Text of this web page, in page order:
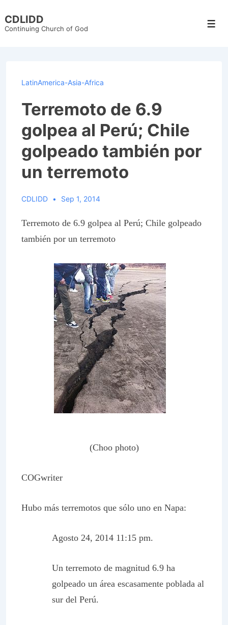
Skip
CDLIDD
Continuing Church of God
LatinAmerica-Asia-Africa
Terremoto de 6.9
golpea al Perú; Chile
golpeado también por
un terremoto
CDLIDD Sep 1, 2014
Terremoto de 6.9 golpea al Perú; Chile golpeado
también por un terremoto
(Choo photo)
COGwriter
Hubo más terremotos que sólo uno en Napa:
Agosto 24, 2014 11:15 pm.
Un terremoto de magnitud 6.9 ha
golpeado un área escasamente poblada al
sur del Perú.